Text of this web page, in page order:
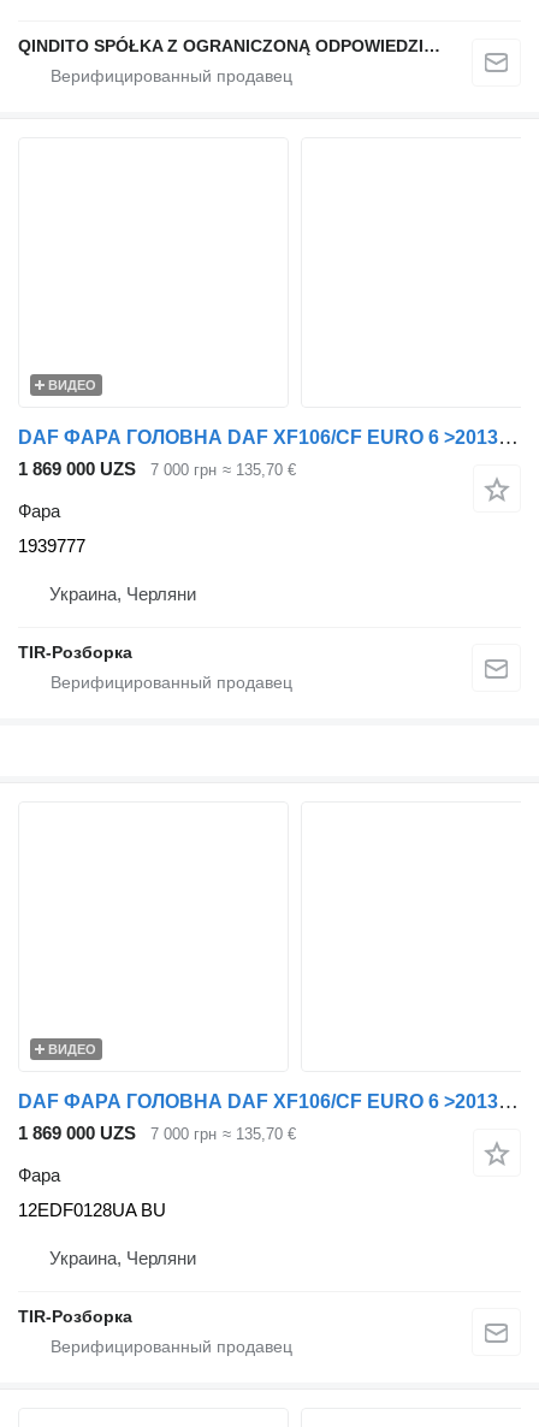
QINDITO SPÓŁKA Z OGRANICZONĄ ODPOWIEDZIALNOŚCIĄ
ВИДЕО
DAF ФАРА ГОЛОВНА DAF XF106/CF EURO 6 >2013 ЕЛЕКТР. УПРАВ. ЛІВ. (СТАН 1939777 для тягача DAF XF
1 869 000 UZS 7 000 грн ≈ 135,70 €
Фара
1939777
Украина, Черляни
TIR-Розборка
ВИДЕО
DAF ФАРА ГОЛОВНА DAF XF106/CF EURO 6 >2013 ЕЛЕКТР. УПРАВ. ПРАВ. (СТА 12EDF0128UA BU для тягача DAF XF
1 869 000 UZS 7 000 грн ≈ 135,70 €
Фара
12EDF0128UA BU
Украина, Черляни
TIR-Розборка